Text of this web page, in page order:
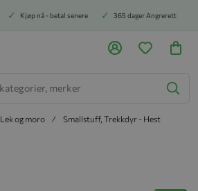
Kjøp nå - betal senere 365 dager Angrerett
Lek og moro Smallstuff, Trekkdyr - Hest